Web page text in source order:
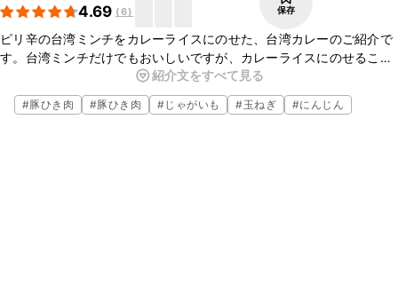
4.69 (6) 保存
ピリ辛の台湾ミンチをカレーライスにのせた、台湾カレーのご紹介で
す。台湾ミンチだけでもおいしいですが、カレーライスにのせること
でピリッとした辛さがアクセントになり、おいしいですよ。ぜひお試
しください。
紹介文をすべて見る
#豚ひき肉 #豚ひき肉 #じゃがいも #玉ねぎ #にんじん